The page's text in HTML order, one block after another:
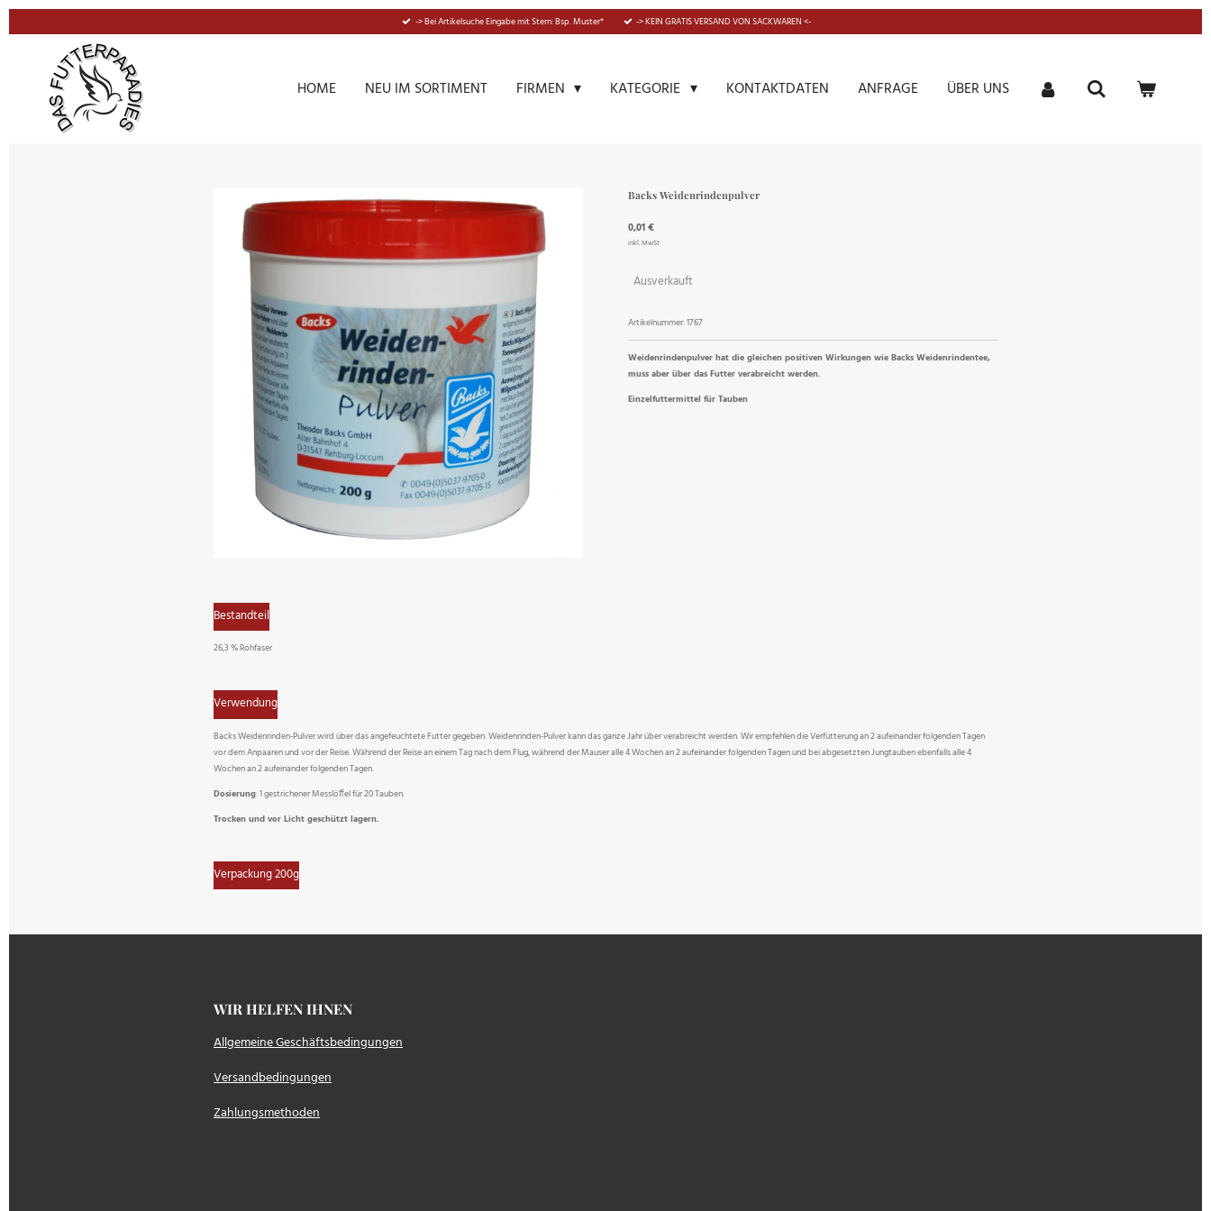
-> Bei Artikelsuche Eingabe mit Stern: Bsp. Muster* -> KEIN GRATIS VERSAND VON SACKWAREN <-
HOME NEU IM SORTIMENT FIRMEN KATEGORIE KONTAKTDATEN ANFRAGE ÜBER UNS
Backs Weidenrindenpulver
0,01 €
inkl. MwSt
Ausverkauft
Artikelnummer:1767
Weidenrindenpulver hat die gleichen positiven Wirkungen wie Backs Weidenrindentee,
muss aber über das Futter verabreicht werden.
Einzelfuttermittel für Tauben
Bestandteil
26,3 % Rohfaser
Verwendung
Backs Weidenrinden-Pulver wird über das angefeuchtete Futter gegeben. Weidenrinden-Pulver kann das ganze Jahr über verabreicht werden. Wir empfehlen die Verfütterung an 2 aufeinander folgenden Tagen
vor dem Anpaaren und vor der Reise. Während der Reise an einem Tag nach dem Flug, während der Mauser alle 4 Wochen an 2 aufeinander folgenden Tagen und bei abgesetzten Jungtauben ebenfalls alle 4
Wochen an 2 aufeinander folgenden Tagen.
Dosierung: 1 gestrichener Messlöffel für 20 Tauben.
Trocken und vor Licht geschützt lagern.
Verpackung 200g
WIR HELFEN IHNEN
Allgemeine Geschäftsbedingungen
Versandbedingungen
Zahlungsmethoden